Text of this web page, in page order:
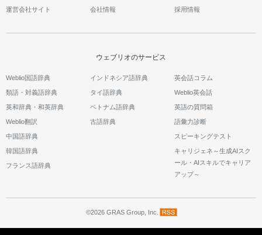
運営会社サイト 会社情報 採用情報
ウェブリオのサービス
Weblio国語辞典
類語・対義語辞典
英和辞典・和英辞典
Weblio翻訳
中国語辞典
韓国語辞典
フランス語辞典
インドネシア語辞典
タイ語辞典
ベトナム語辞典
古語辞典
英会話コラム
Weblio英会話
英語の質問箱
語彙力診断
スピーキングテスト
キャリジェネ～生成AIスク
ール・AIスキルでキャリア
アップ～
©2026 GRAS Group, Inc.